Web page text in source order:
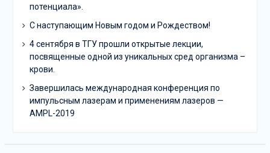
потенциала».
C наступающим Новым годом и Рождеством!
4 сентября в ТГУ прошли открытые лекции,
посвященные одной из уникальных сред организма –
крови.
Завершилась международная конференция по
импульсным лазерам и применениям лазеров —
AMPL-2019